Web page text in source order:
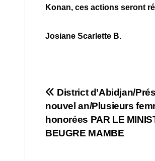
Konan, ces actions seront
Josiane Scarlette B.
Navigation
de
l’article
District d’Abidjan/
nouvel an/Plusieurs
honorées PAR LE
BEUGRE MAMBE